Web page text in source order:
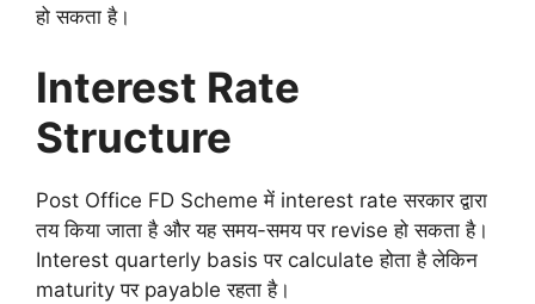
हो सकता है।
Interest Rate
Structure
Post Office FD Scheme में interest rate सरकार द्वारा
तय किया जाता है और यह समय-समय पर revise हो सकता है।
Interest quarterly basis पर calculate होता है लेकिन
maturity पर payable रहता है।